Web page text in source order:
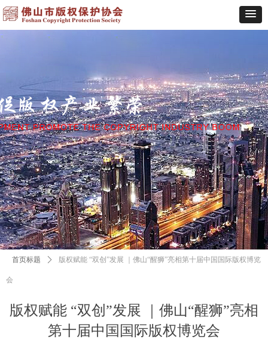
版权赋能 “双创”发展 ｜佛山“醒狮”亮相
第十届中国国际版权博览会
首页标题 ꄲ 版权赋能 “双创”发展 ｜佛山“醒狮”亮相第十届中国国际版权博览
会